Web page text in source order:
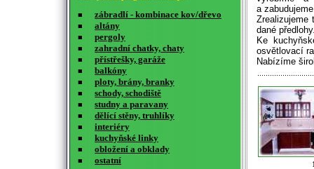
■ zábradlí - kombinace kov/dřevo
■ altány
■ pergoly
■ zahradní chatky, chaty
■ přístřešky, garáže
■ balkóny
■ ploty, brány, branky
■ schody, schodiště
■ studny a paravany
■ dělící stěny, truhlíky
■ interiéry
■ kuchyňské linky
■ obložení a obklady
■ ostatní
a
Zrealizujeme
dané
Ke
osvětlovací
Nabízíme